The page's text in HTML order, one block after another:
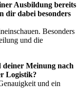
Ausbildung bereits
dir dabei besonders
Besonders
und die
deiner Meinung nach
Logistik?
und ein